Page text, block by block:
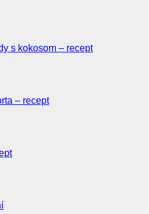
s kokosom – recept
– recept